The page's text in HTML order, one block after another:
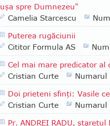
uşa spre Dumnezeu"
Camelia Starcescu
Puterea rugăciunii
Cititor Formula AS
Cel mai mare predicator al
Cristian Curte
Numarul
Doi prieteni sfinţi: Vasile
Cristian Curte
Numarul
Pr. ANDREI RADU,